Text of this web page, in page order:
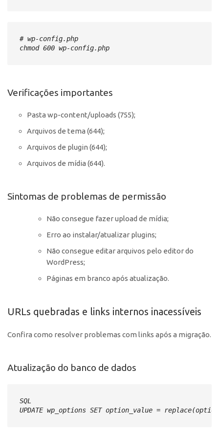
# wp-config.php
chmod 600 wp-config.php
Verificações importantes
Pasta wp-content/uploads (755);
Arquivos de tema (644);
Arquivos de plugin (644);
Arquivos de mídia (644).
Sintomas de problemas de permissão
Não consegue fazer upload de mídia;
Erro ao instalar/atualizar plugins;
Não consegue editar arquivos pelo editor do
WordPress;
Páginas em branco após atualização.
URLs quebradas e links internos inacessíveis
Confira como resolver problemas com links após a migração.
Atualização do banco de dados
SQL
UPDATE wp_options SET option_value =